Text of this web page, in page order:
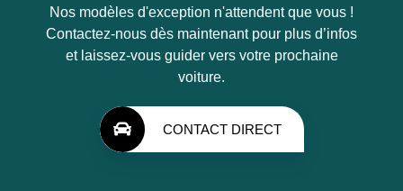
Nos modèles d'exception n'attendent que vous !
Contactez-nous dès maintenant pour plus d’infos
et laissez-vous guider vers votre prochaine
voiture.
CONTACT DIRECT